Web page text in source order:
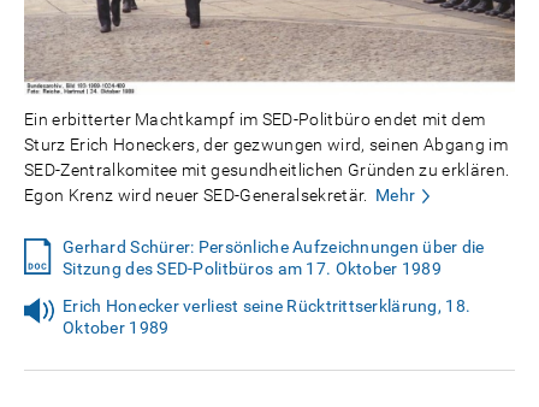
Ein erbitterter Machtkampf im SED-Politbüro endet mit dem
Sturz Erich Honeckers, der gezwungen wird, seinen Abgang im
SED-Zentralkomitee mit gesundheitlichen Gründen zu erklären.
Egon Krenz wird neuer SED-Generalsekretär.
Mehr
Gerhard Schürer: Persönliche Aufzeichnungen über die
Sitzung des SED-Politbüros am 17. Oktober 1989
Erich Honecker verliest seine Rücktrittserklärung, 18.
Oktober 1989